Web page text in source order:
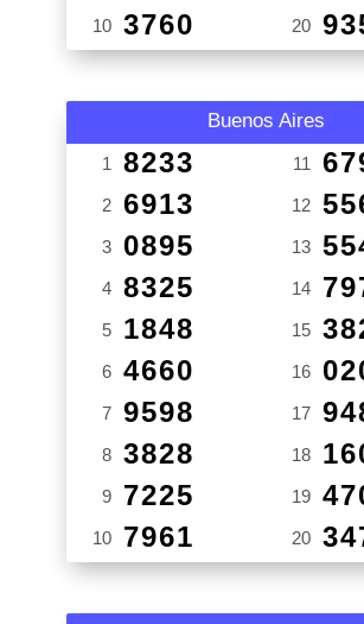
10 3760 20
Buenos Aires
1 8233
2 6913
3 0895
4 8325
5 1848
6 4660
7 9598
8 3828
9 7225
10 7961
11
12
13
14
15
16
17
18
19
20